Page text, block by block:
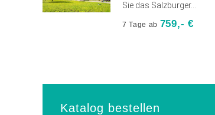
Sie das Salzburger...
7 Tage ab 759,- €
Katalog bestellen